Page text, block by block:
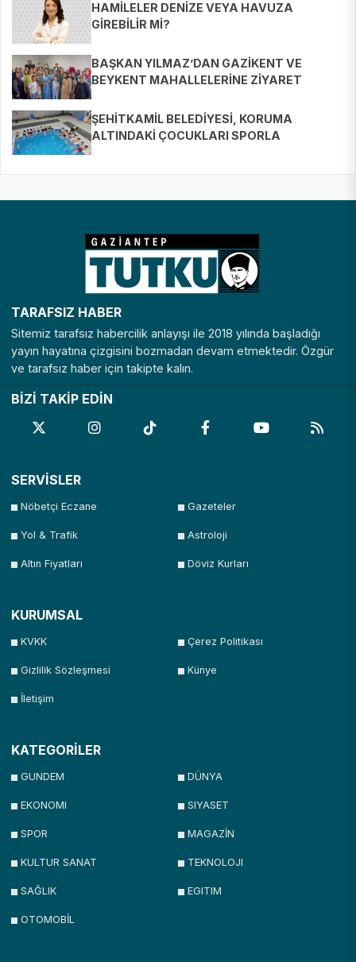
HAMİLELER DENİZE VEYA HAVUZA
GİREBİLİR Mİ?
BAŞKAN YILMAZ’DAN GAZİKENT VE
BEYKENT MAHALLELERİNE ZİYARET
ŞEHİTKAMİL BELEDİYESİ, KORUMA
ALTINDAKİ ÇOCUKLARI SPORLA
TARAFSIZ HABER
Sitemiz tarafsız habercilik anlayışı ile 2018 yılında başladığı
yayın hayatına çizgisini bozmadan devam etmektedir. Özgür
ve tarafsız haber için takipte kalın.
BİZİ TAKİP EDİN
SERVİSLER
Nöbetçi Eczane Gazeteler
Yol & Trafik Astroloji
Altın Fiyatları Döviz Kurları
KURUMSAL
KVKK Çerez Politikası
Gizlilik Sözleşmesi Künye
İletişim
KATEGORİLER
GUNDEM DÜNYA
EKONOMI SIYASET
SPOR MAGAZİN
KULTUR SANAT TEKNOLOJI
SAĞLIK EGITIM
OTOMOBİL